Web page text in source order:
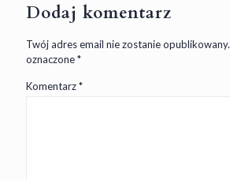
Dodaj komentarz
Twój adres email nie zostanie opublikowany.
oznaczone*
Komentarz*